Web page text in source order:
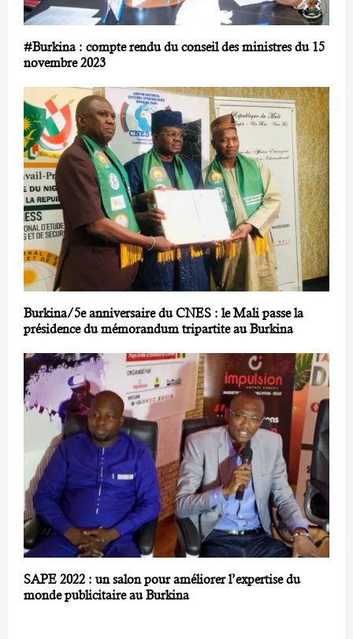
#Burkina : compte rendu du conseil des ministres du 15
novembre 2023
Burkina/5e anniversaire du CNES : le Mali passe la
présidence du mémorandum tripartite au Burkina
SAPE 2022 : un salon pour améliorer l’expertise du
monde publicitaire au Burkina